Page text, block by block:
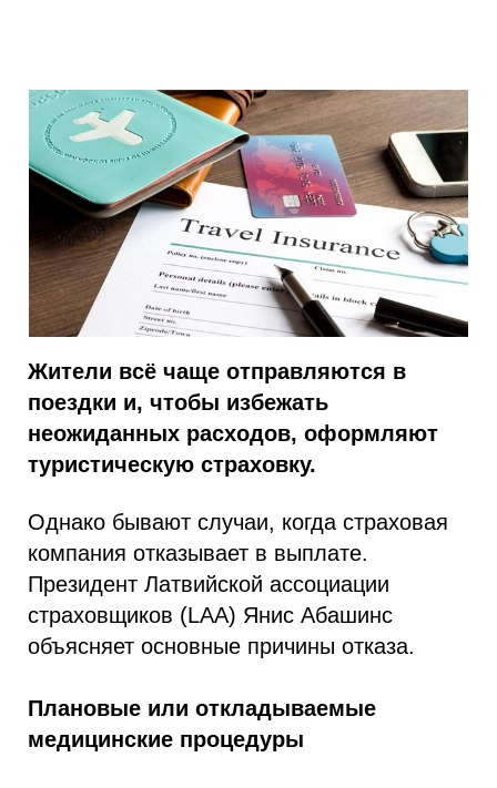
Жители всё чаще отправляются в
поездки и, чтобы избежать
неожиданных расходов, оформляют
туристическую страховку.
Однако бывают случаи, когда страховая
компания отказывает в выплате.
Президент Латвийской ассоциации
страховщиков (LAA) Янис Абашинс
объясняет основные причины отказа.
Плановые или откладываемые
медицинские процедуры